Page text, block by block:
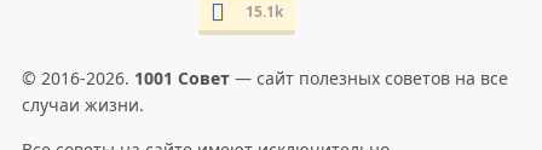
15.1k
© 2016-2026. 1001 Совет— сайт полезных советов на все
случаи жизни.